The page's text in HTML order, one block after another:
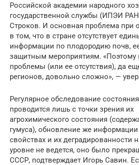
Российской академии народного
государственной службы (ИПЭИ
Строков. И основная проблема при
в том, что в стране отсутствует
информации по плодородию почв,
защитным мероприятиям. «Поэтому
проблемы (или ее отсутствия), да
регионов, довольно сложно», —
Регулярное обследование
проводится лишь с точки зрения их
агрохимического состояния
гумуса), обновление же
свойствах и их деградированности
уровне не ведется, оно было
СССР, подтверждает Игорь Савин.